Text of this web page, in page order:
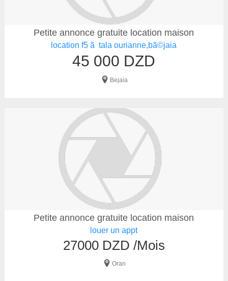
Petite annonce gratuite location maison
location f5 ã tala ourianne,bã©jaia
45 000 DZD
Bejaia
Petite annonce gratuite location maison
louer un appt
27000 DZD /Mois
Oran